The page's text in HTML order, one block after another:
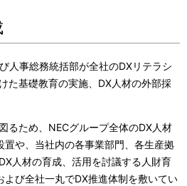
人事総務統括部が全社のDXリテラシ
た基礎教育の実施、DX人材の外部採
るため、NECグループ全体のDX人材
置や、当社内の各事業部門、各生産拠
人材の育成、活用を討議する人財育
よび全社一丸でDX推進体制を敷いてい